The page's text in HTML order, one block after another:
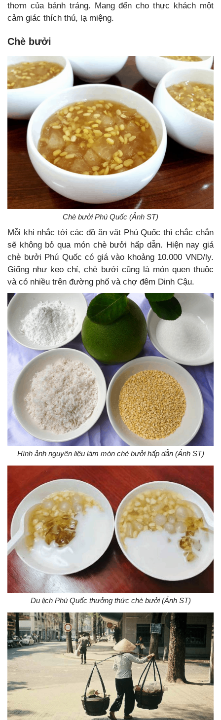
thơm của bánh tráng. Mang đến cho thực khách một
cảm giác thích thú, lạ miệng.
Chè bưởi
Chè bưởi Phú Quốc (Ảnh ST)
Mỗi khi nhắc tới các đồ ăn vặt Phú Quốc thì chắc chắn
sẽ không bỏ qua món chè bưởi hấp dẫn. Hiện nay giá
chè bưởi Phú Quốc có giá vào khoảng 10.000 VND/ly.
Giống như kẹo chỉ, chè bưởi cũng là món quen thuộc
và có nhiều trên đường phố và chợ đêm Dinh Cậu.
Hình ảnh nguyên liệu làm món chè bưởi hấp dẫn (Ảnh ST)
Du lịch Phú Quốc thưởng thức chè bưởi (Ảnh ST)